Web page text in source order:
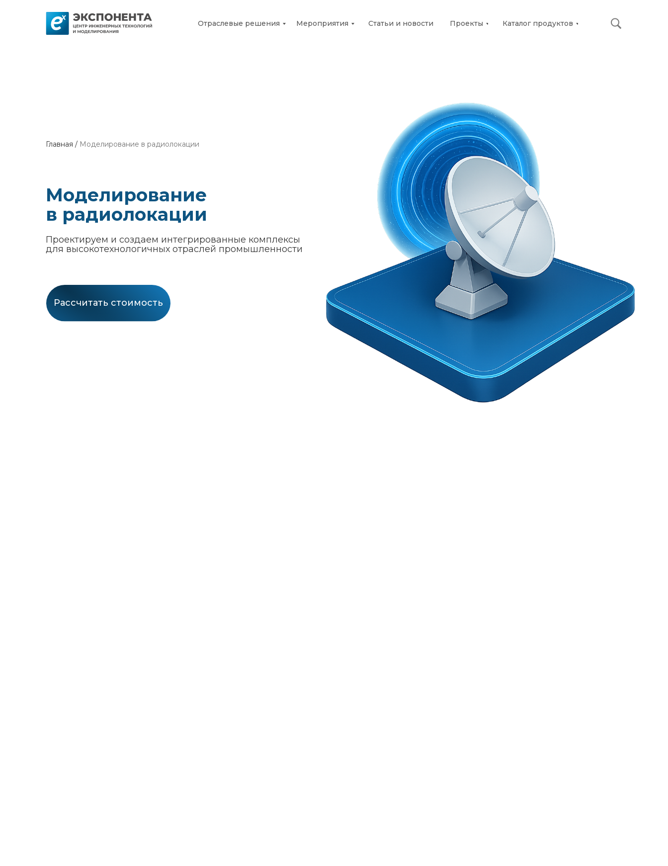
Каталог продуктов
Проекты
Статьи и новости
Отраслевые решения Мероприятия
Рассчитать стоимость
Моделирование
в радиолокации
Главная / Моделирование в радиолокации
Проектируем и создаем интегрированные комплексы
для высокотехнологичных отраслей промышленности